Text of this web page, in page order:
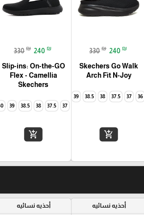
330 ₪ 240 ₪
Skechers Go Walk
Arch Fit N-Joy
36
37
37.5
38
38.5
39
add_shopping_cart
330 ₪ 240 ₪
Slip-ins: On-the-GO
Skechers
37
37.5
38
38.5
39
add_shopping_cart
أحذيه نسائيه أحذيه نسائيه